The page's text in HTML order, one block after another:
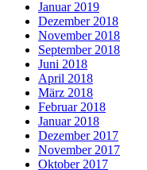
Januar 2019
Dezember 2018
November 2018
September 2018
Juni 2018
April 2018
März 2018
Februar 2018
Januar 2018
Dezember 2017
November 2017
Oktober 2017